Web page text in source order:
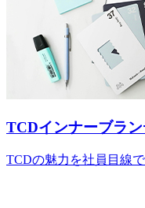
TCDインナーブラン
TCDの魅力を社員目線